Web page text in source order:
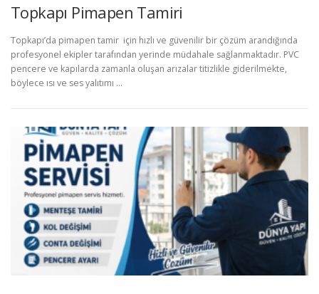
Topkapı Pimapen Tamiri
Topkapı’da pimapen tamir için hızlı ve güvenilir bir çözüm arandığında
profesyonel ekipler tarafından yerinde müdahale sağlanmaktadır. PVC
pencere ve kapılarda zamanla oluşan arızalar titizlikle giderilmekte,
böylece ısı ve ses yalıtımı …